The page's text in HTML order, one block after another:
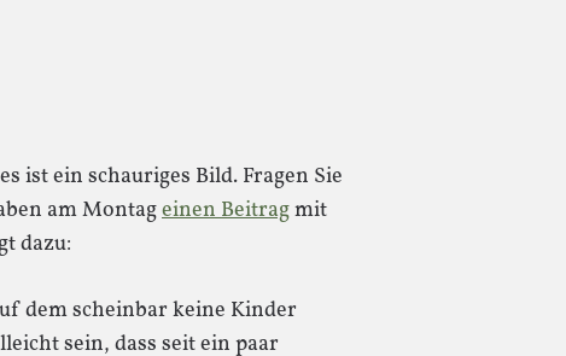
ist ein schauriges Bild. Fragen Sie
am Montageinen Beitragmit
dazu:
dem scheinbar keine Kinder
sein, dass seit ein paar